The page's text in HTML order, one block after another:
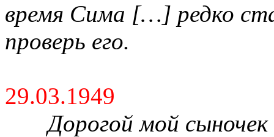
время Сима […] редко
проверь его.
29.03.1949
Дорогой мой